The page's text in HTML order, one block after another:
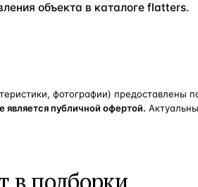
объекта в каталоге flatters.
фотографии) предоставлены
является публичной офертой.